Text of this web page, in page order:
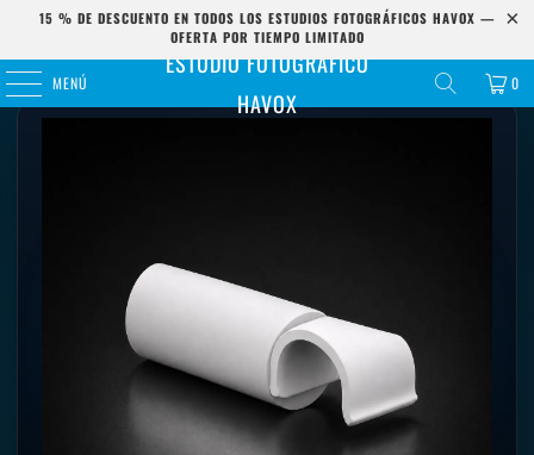
15 % DE DESCUENTO EN TODOS LOS ESTUDIOS FOTOGRÁFICOS HAVOX —
OFERTA POR TIEMPO LIMITADO
MENÚ
ESTUDIO FOTOGRÁFICO
HAVOX
0
Paquete de 4 ganchos blancos